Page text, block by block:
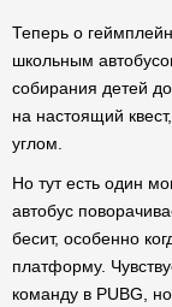
Теперь о
школьным
собирания детей
на настоящий
углом.
Но тут есть один
автобус
бесит, особенно
платформу.
команду в PUBG,